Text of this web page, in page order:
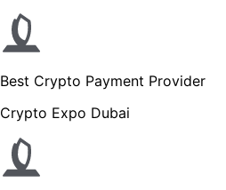
Best Crypto Payment Provider
Crypto Expo Dubai